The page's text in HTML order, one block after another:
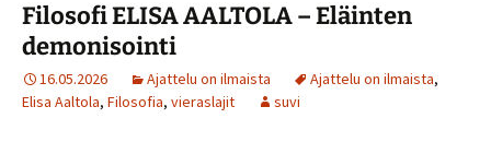
Filosofi ELISA AALTOLA – Eläinten
demonisointi
16.05.2026 Ajattelu on ilmaista Ajattelu on ilmaista,
Elisa Aaltola, Filosofia, vieraslajit suvi